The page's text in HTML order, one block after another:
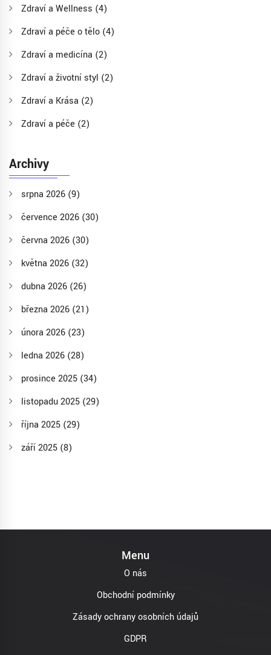
Zdraví a Wellness (4)
Zdraví a péče o tělo (4)
Zdraví a medicína (2)
Zdraví a životní styl (2)
Zdraví a Krása (2)
Zdraví a péče (2)
Archivy
srpna 2026 (9)
července 2026 (30)
června 2026 (30)
května 2026 (32)
dubna 2026 (26)
března 2026 (21)
února 2026 (23)
ledna 2026 (28)
prosince 2025 (34)
listopadu 2025 (29)
října 2025 (29)
září 2025 (8)
Menu
O nás
Obchodní podmínky
Zásady ochrany osobních údajů
GDPR